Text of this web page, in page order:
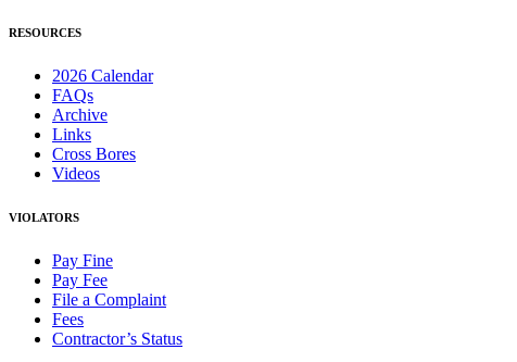
RESOURCES
2026 Calendar
FAQs
Archive
Links
Cross Bores
Videos
VIOLATORS
Pay Fine
Pay Fee
File a Complaint
Fees
Contractor’s Status